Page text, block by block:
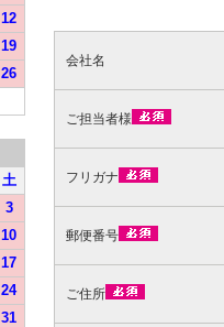
会社名
ご担当者様
フリガナ
郵便番号
ご住所
12
19
26
土
3
10
17
24
31